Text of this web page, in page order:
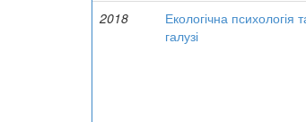
2018
Екологічна психологія
галузі